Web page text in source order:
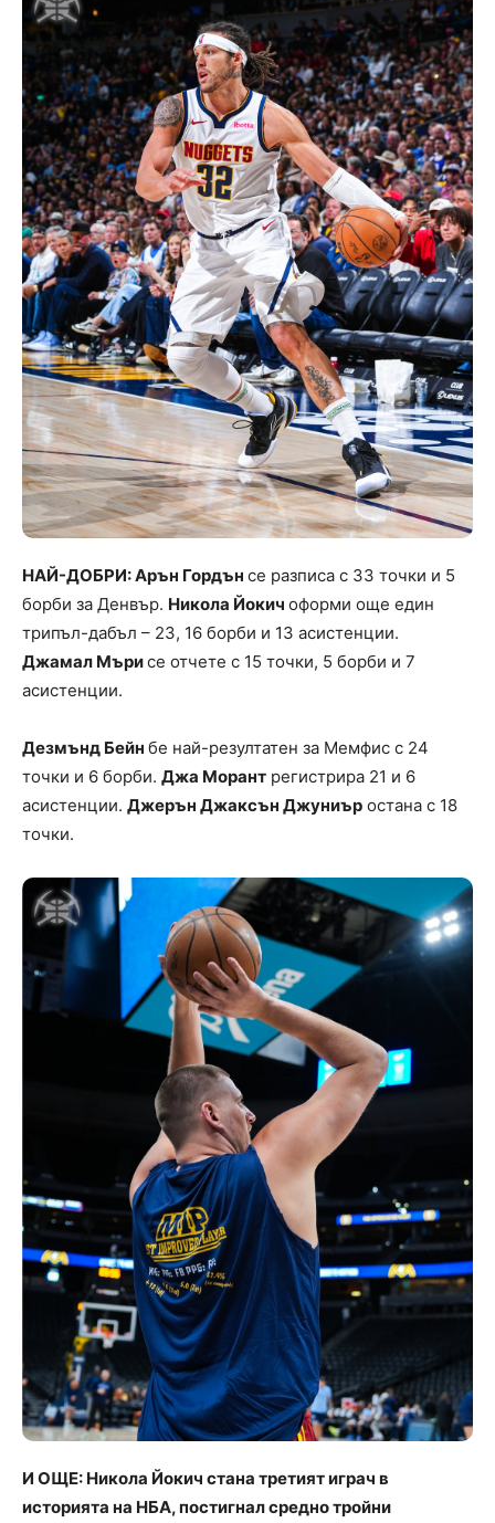
НАЙ-ДОБРИ: Арън Гордън се разписа с 33 точки и 5
борби за Денвър. Никола Йокич оформи още един
трипъл-дабъл – 23, 16 борби и 13 асистенции.
Джамал Мърисе отчете с 15 точки, 5 борби и 7
асистенции.
Дезмънд Бейн бе най-резултатен за Мемфис с 24
точки и 6 борби. Джа Морант регистрира 21 и 6
асистенции. Джерън Джаксън Джуниър остана с 18
точки.
И ОЩЕ: Никола Йокич стана третият играч в
историята на НБА, постигнал средно тройни